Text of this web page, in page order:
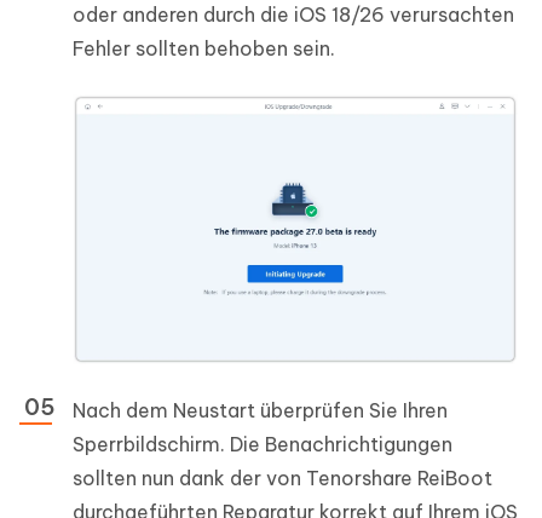
oder anderen durch die iOS 18/26 verursachten
Fehler sollten behoben sein.
Nach dem Neustart überprüfen Sie Ihren
Sperrbildschirm. Die Benachrichtigungen
sollten nun dank der von Tenorshare ReiBoot
durchgeführten Reparatur korrekt auf Ihrem iOS